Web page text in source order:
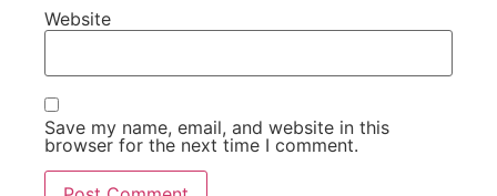
Website
Save my name, email, and website in this
browser for the next time I comment.